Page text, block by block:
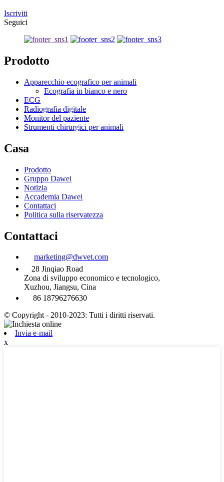
Iscriviti
Seguici
Prodotto
Apparecchio ecografico per animali
Ecografia in bianco e nero
ECG
Radiografia digitale
Monitor del paziente
Strumenti chirurgici per animali
Casa
Prodotto
Gruppo Dawei
Notizia
Accademia Dawei
Contattaci
Politica sulla riservatezza
Contattaci
marketing@dwvet.com
28 Jinqiao Road
Zona di sviluppo economico e tecnologico,
Xuzhou, Jiangsu, Cina
86 18796276630
© Copyright - 2010-2023: Tutti i diritti riservati.
Invia e-mail
x